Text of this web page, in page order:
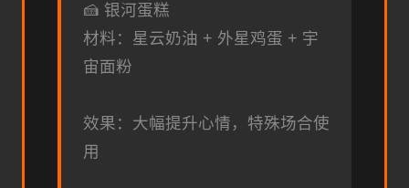
🍰 银河蛋糕
材料：星云奶油 + 外星鸡蛋 + 宇
宙面粉
效果：大幅提升心情，特殊场合使
用